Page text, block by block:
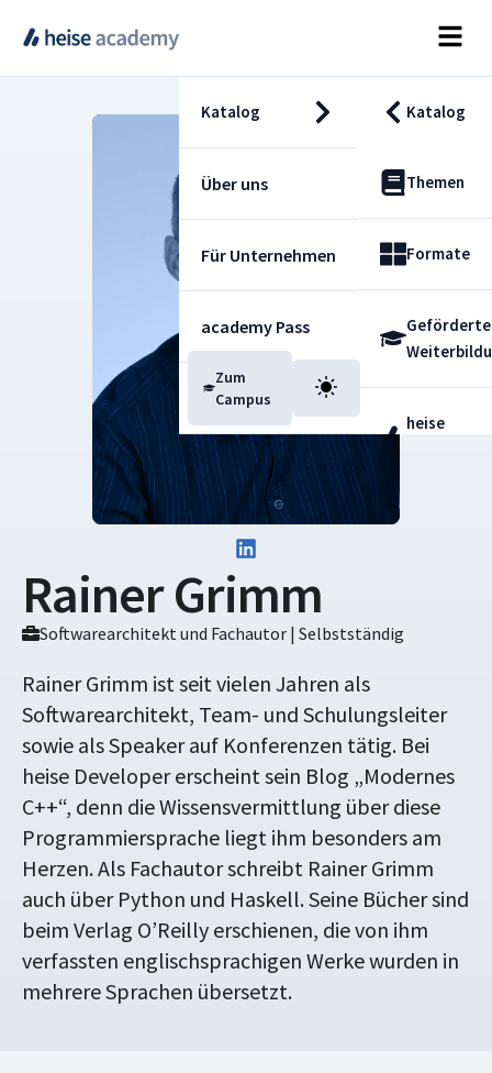
Katalog Katalog
Themen
Formate
Geförderte
heise
Über uns
Für Unternehmen
academy Pass
Blog
Zum
Campus
Rainer Grimm
Softwarearchitekt und Fachautor | Selbstständig
Rainer Grimm ist seit vielen Jahren als
Softwarearchitekt, Team- und Schulungsleiter
sowie als Speaker auf Konferenzen tätig. Bei
heise Developer erscheint sein Blog „Modernes
C++“, denn die Wissensvermittlung über diese
Programmiersprache liegt ihm besonders am
Herzen. Als Fachautor schreibt Rainer Grimm
auch über Python und Haskell. Seine Bücher sind
beim Verlag O’Reilly erschienen, die von ihm
verfassten englischsprachigen Werke wurden in
mehrere Sprachen übersetzt.